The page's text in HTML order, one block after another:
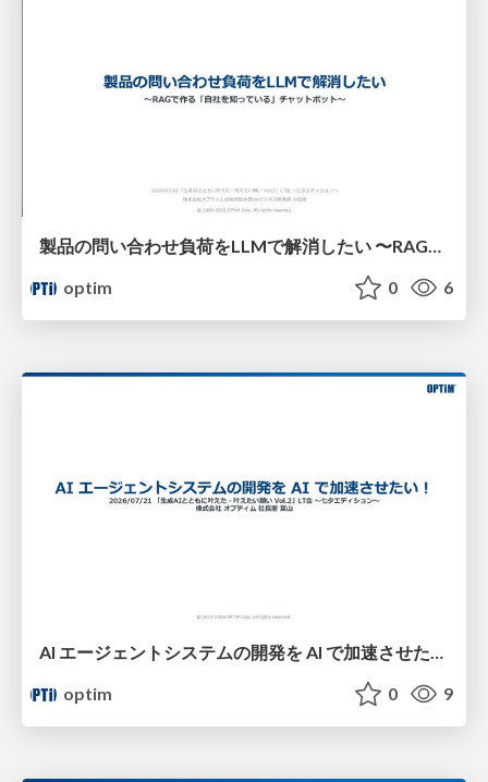
製品の問い合わせ負荷をLLMで解消したい​ 〜RAGで作る「自社を知っている」チャットボット〜​
optim
0 6
optim
0 9